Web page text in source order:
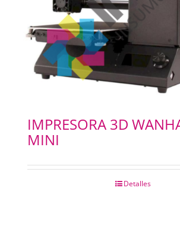
IMPRESORA 3D
MINI
Detalles